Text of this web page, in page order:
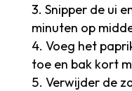
Snipper de ui
minuten op
Voeg het
toe en bak kort
Verwijder de